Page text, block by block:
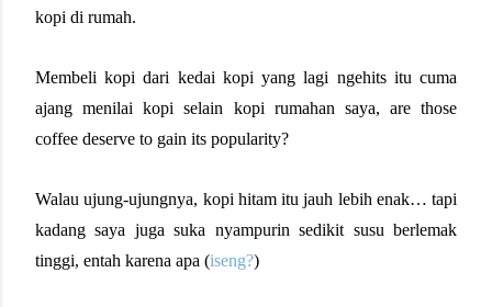
kopi di rumah.
Membeli kopi dari kedai kopi yang lagi ngehits itu cuma
ajang menilai kopi selain kopi rumahan saya, are those
coffee deserve to gain its popularity?
Walau ujung-ujungnya, kopi hitam itu jauh lebih enak… tapi
kadang saya juga suka nyampurin sedikit susu berlemak
tinggi, entah karena apa (iseng?)